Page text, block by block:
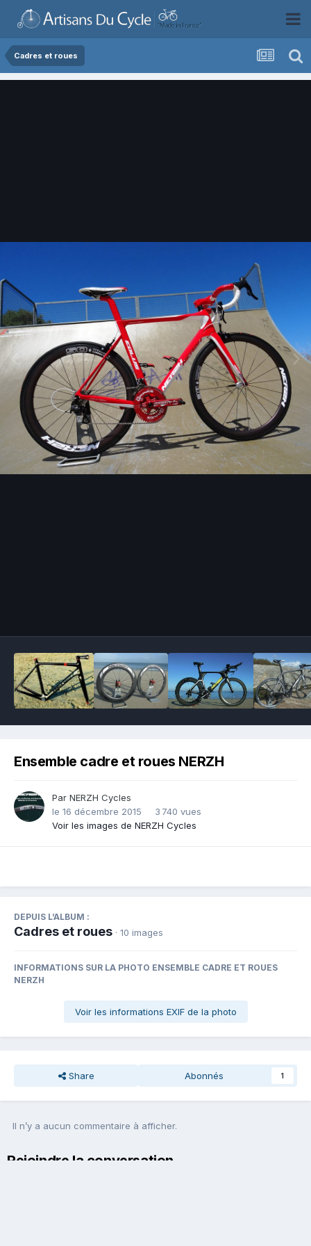
Cadres et roues
Ensemble cadre et roues NERZH
Par NERZH Cycles
le 16 décembre 2015
3 740 vues
Voir les images de NERZH Cycles
DEPUIS L’ALBUM :
Cadres et roues · 10 images
INFORMATIONS SUR LA PHOTO ENSEMBLE CADRE ET ROUES
NERZH
Voir les informations EXIF de la photo
Share Abonnés 1
Il n’y a aucun commentaire à afficher.
Rejoindre la conversation